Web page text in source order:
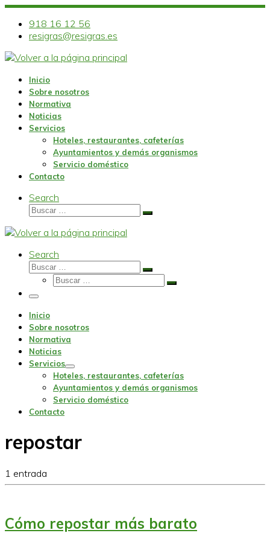
Skip
content
918 16 12 56
resigras@resigras.es
Inicio
Sobre nosotros
Normativa
Noticias
Servicios
Hoteles, restaurantes, cafeterías
Ayuntamientos y demás organismos
Servicio doméstico
Contacto
Search
Buscar
Buscar
Search
Buscar
Buscar
Buscar
Buscar
Menu
Inicio
Sobre nosotros
Normativa
Noticias
Servicios
Hoteles, restaurantes, cafeterías
Ayuntamientos y demás organismos
Servicio doméstico
Contacto
repostar
1 entrada
Cómo repostar más barato